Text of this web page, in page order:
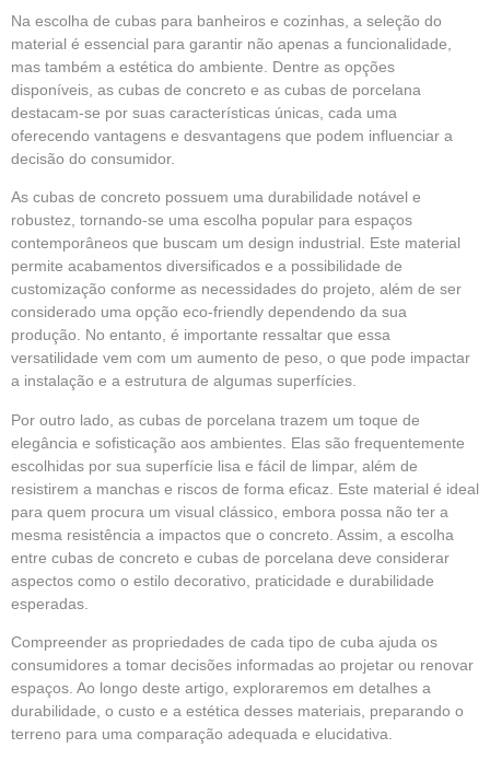
Na escolha de cubas para banheiros e cozinhas, a seleção do
material é essencial para garantir não apenas a funcionalidade,
mas também a estética do ambiente. Dentre as opções
disponíveis, as cubas de concreto e as cubas de porcelana
destacam-se por suas características únicas, cada uma
oferecendo vantagens e desvantagens que podem influenciar a
decisão do consumidor.
As cubas de concreto possuem uma durabilidade notável e
robustez, tornando-se uma escolha popular para espaços
contemporâneos que buscam um design industrial. Este material
permite acabamentos diversificados e a possibilidade de
customização conforme as necessidades do projeto, além de ser
considerado uma opção eco-friendly dependendo da sua
produção. No entanto, é importante ressaltar que essa
versatilidade vem com um aumento de peso, o que pode impactar
a instalação e a estrutura de algumas superfícies.
Por outro lado, as cubas de porcelana trazem um toque de
elegância e sofisticação aos ambientes. Elas são frequentemente
escolhidas por sua superfície lisa e fácil de limpar, além de
resistirem a manchas e riscos de forma eficaz. Este material é ideal
para quem procura um visual clássico, embora possa não ter a
mesma resistência a impactos que o concreto. Assim, a escolha
entre cubas de concreto e cubas de porcelana deve considerar
aspectos como o estilo decorativo, praticidade e durabilidade
esperadas.
Compreender as propriedades de cada tipo de cuba ajuda os
consumidores a tomar decisões informadas ao projetar ou renovar
espaços. Ao longo deste artigo, exploraremos em detalhes a
durabilidade, o custo e a estética desses materiais, preparando o
terreno para uma comparação adequada e elucidativa.